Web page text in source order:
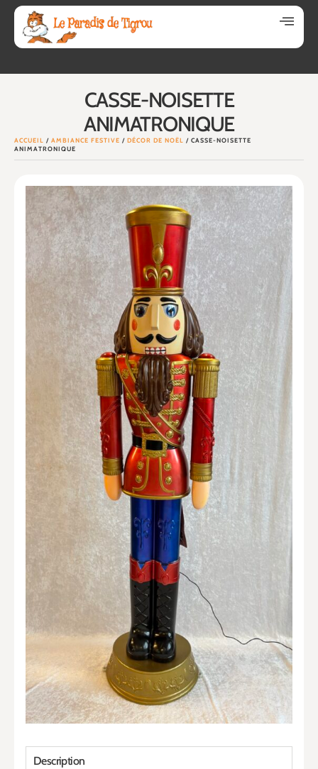
CASSE-NOISETTE
ANIMATRONIQUE
ACCUEIL / AMBIANCE FESTIVE / DÉCOR DE NOËL
/ CASSE-NOISETTE
ANIMATRONIQUE
Description